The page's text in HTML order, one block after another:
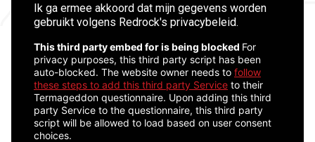
Ik ga ermee akkoord dat mijn gegevens worden
gebruikt volgens Redrock's privacybeleid.
CAPTCHA
This third party embed for is being blocked For
privacy purposes, this third party script has been
auto-blocked. The website owner needs to follow
these steps to add this third party Service to their
Termageddon questionnaire. Upon adding this third
party Service to the questionnaire, this third party
script will be allowed to load based on user consent
choices.